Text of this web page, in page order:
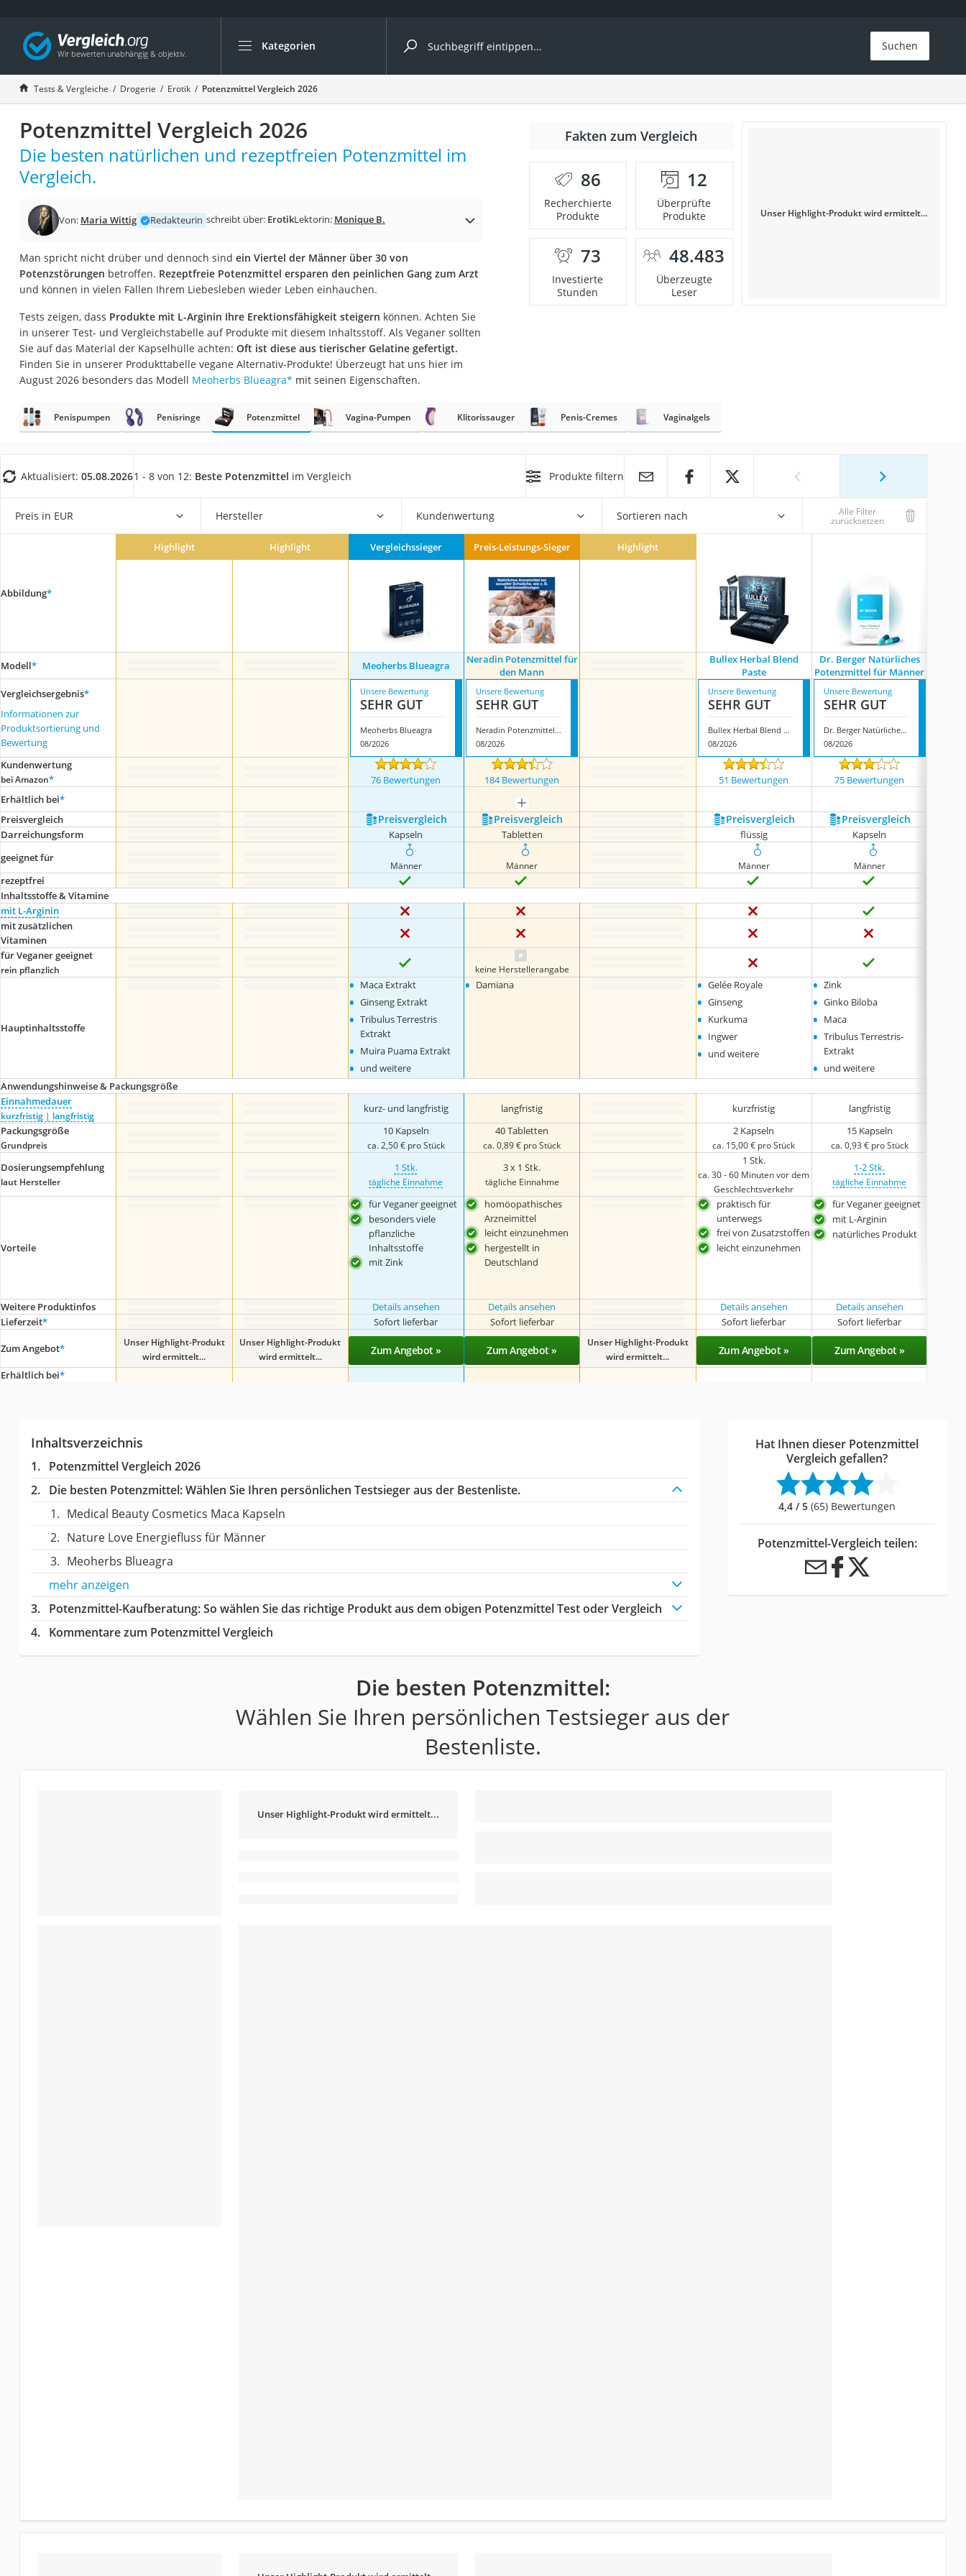
Kategorien
Die beliebtesten Vergleiche nach Kategorie
Drogerie
Inhalator
Haarschneider
Rollator
Braun Rasierer
Rasierer
Massagepistole
Epilierer
Reisehaartrockner
Eiweißpulver
Magnesiumpräparat
Katzenklappe
Zeckenschutz Katze
Philips-Sonicare-Zahnbürste
Mineralfutter Pferd
Massagegerät
Service
Suchen
Tests & Vergleiche Drogerie Erotik Potenzmittel Vergleich 2026
Potenzmittel Vergleich 2026
Die besten natürlichen und rezeptfreien Potenzmittel im
Vergleich.
Von: Maria Wittig Redakteurin schreibt über: ErotikLektorin: Monique B.
Man spricht nicht drüber und dennoch sind ein Viertel der Männer über 30 von
Potenzstörungen betroffen. Rezeptfreie Potenzmittel ersparen den peinlichen Gang zum Arzt
und können in vielen Fällen Ihrem Liebesleben wieder Leben einhauchen.
Tests zeigen, dass Produkte mit L-Arginin Ihre Erektionsfähigkeit steigern können. Achten Sie
in unserer Test- und Vergleichstabelle auf Produkte mit diesem Inhaltsstoff. Als Veganer sollten
Sie auf das Material der Kapselhülle achten: Oft ist diese aus tierischer Gelatine gefertigt.
Finden Sie in unserer Produkttabelle vegane Alternativ-Produkte! Überzeugt hat uns hier im
August 2026 besonders das Modell Meoherbs Blueagra* mit seinen Eigenschaften.
Fakten zum Vergleich
86
Recherchierte
Produkte
12
Überprüfte
Produkte
73
Investierte
Stunden
48.483
Überzeugte
Leser
Unser Highlight-Produkt wird ermittelt...
Penispumpen Penisringe Potenzmittel Vagina-Pumpen Klitorissauger Penis-Cremes Vaginalgels
Aktualisiert: 05.08.20261 - 8 von 12: Beste Potenzmittel im Vergleich Produkte filtern
Preis in EUR Hersteller Kundenwertung Sortieren nach Alle Filter
zurücksetzen
Abbildung*
Highlight Highlight Vergleichssieger Preis-Leistungs-Sieger Highlight
Modell* Meoherbs Blueagra
Neradin Potenzmittel für
den Mann
Bullex Herbal Blend
Paste
Dr. Berger Natürliches
Potenzmittel für Männer
Vergleichsergebnis*
Informationen zur
Produktsortierung und
Bewertung
Unsere Bewertung
SEHR GUT
Meoherbs Blueagra
08/2026
Unsere Bewertung
SEHR GUT
Neradin Potenzmittel für den Mann
08/2026
Unsere Bewertung
SEHR GUT
Bullex Herbal Blend Paste
08/2026
Unsere Bewertung
SEHR GUT
Dr. Berger Natürliches Potenzmittel für Männer
08/2026
Kundenwertung
bei Amazon* 76 Bewertungen 184 Bewertungen 51 Bewertungen 75 Bewertungen
Erhältlich bei*
mehr anzeigen
Preis­vergleich
Preis­vergleich Preis­vergleich Preis­vergleich Preis­vergleich
Darreichungsform Kapseln Tabletten flüssig
Kapseln
geeignet für
Männer Männer Männer Männer
rezeptfrei
Inhaltsstoffe & Vitamine
mit L-Arginin
mit zusätzlichen
Vitaminen
für Veganer geeignet
rein pflanzlich keine Herstellerangabe
Hauptinhaltsstoffe
• Maca Extrakt
• Ginseng Extrakt
• Tribulus Terrestris
Extrakt
• Muira Puama Extrakt
• und weitere
• Damiana • Gelée Royale
• Ginseng
• Kurkuma
• Ingwer
• und weitere
• Zink
• Ginko Biloba
• Maca
• Tribulus Terrestris-
Extrakt
• und weitere
Anwendungshinweise & Packungsgröße
Einnahmedauer
kurzfristig | langfristig
kurz- und langfristig langfristig kurzfristig langfristig
Packungsgröße
Grundpreis
10 Kapseln
ca. 2,50 € pro Stück
40 Tabletten
ca. 0,89 € pro Stück
2 Kapseln
ca. 15,00 € pro Stück
15 Kapseln
ca. 0,93 € pro Stück
Dosierungsempfehlung
laut Hersteller
1 Stk.
tägliche Einnahme
3 x 1 Stk.
tägliche Einnahme
1 Stk.
ca. 30 - 60 Minuten vor dem
Geschlechtsverkehr
1-2 Stk.
tägliche Einnahme
Vorteile
für Veganer geeignet
besonders viele
pflanzliche
Inhaltsstoffe
mit Zink
homöopathisches
Arzneimittel
leicht einzunehmen
hergestellt in
Deutschland
praktisch für
unterwegs
frei von Zusatzstoffen
leicht einzunehmen
für Veganer geeignet
mit L-Arginin
natürliches Produkt
Weitere Produktinfos
Details ansehen Details ansehen Details ansehen
Details ansehen
Lieferzeit* Sofort lieferbar Sofort lieferbar Sofort lieferbar Sofort lieferbar
Zum Angebot*
Unser Highlight-Produkt
wird ermittelt...
Unser Highlight-Produkt
wird ermittelt...
Zum Angebot » Zum Angebot »
Unser Highlight-Produkt
wird ermittelt...
Zum Angebot » Zum Angebot »
Erhältlich bei*
Inhaltsverzeichnis
Potenzmittel Vergleich 2026
Die besten Potenzmittel:Wählen Sie Ihren persönlichen Testsieger aus der Bestenliste.
Medical Beauty Cosmetics Maca Kapseln
Nature Love Energiefluss für Männer
Meoherbs Blueagra
mehr anzeigen
Potenzmittel-Kaufberatung: So wählen Sie das richtige Produkt aus dem obigen Potenzmittel Test oder Vergleich
Kommentare zum Potenzmittel Vergleich
Hat Ihnen dieser Potenzmittel
Vergleich gefallen?
4,4 / 5 (65) Bewertungen
Potenzmittel-Vergleich teilen:
Die besten Potenzmittel:
Wählen Sie Ihren persönlichen Testsieger aus der
Bestenliste.
Unser Highlight-Produkt wird ermittelt...